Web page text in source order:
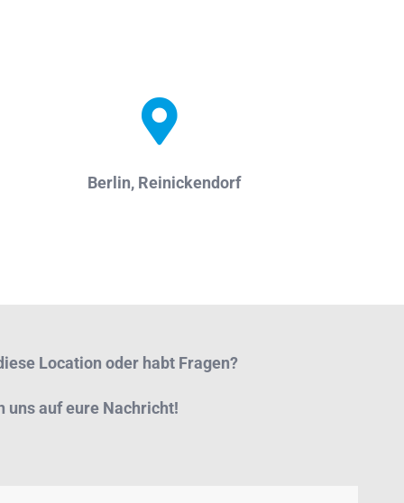
Berlin, Reinickendorf
Location oder habt Fragen?
uns auf eure Nachricht!